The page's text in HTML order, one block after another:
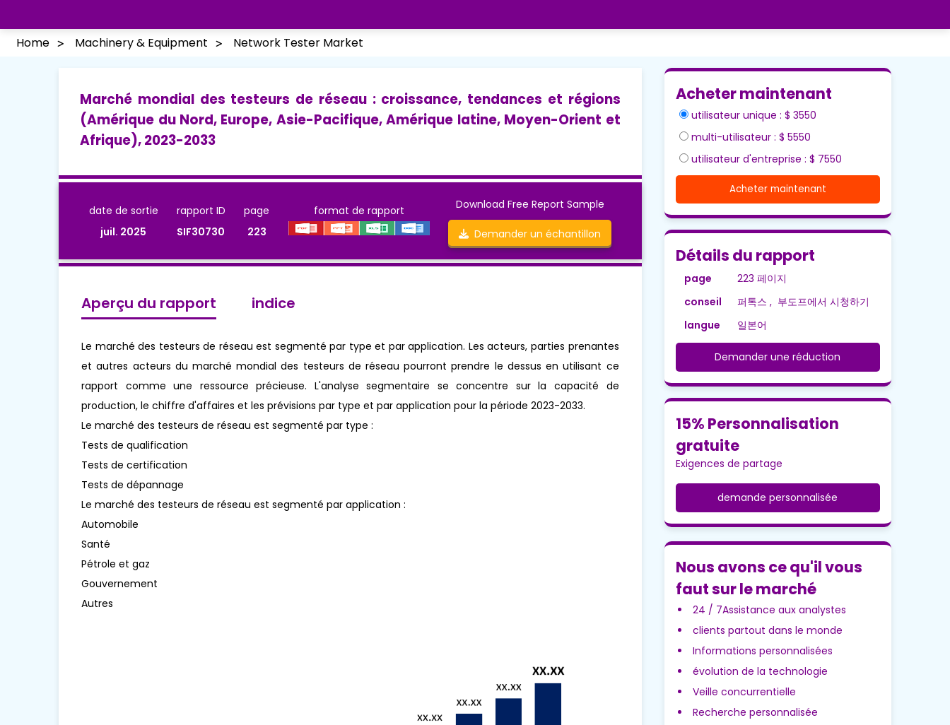
Home Machinery & Equipment Network Tester Market
Marché mondial des testeurs de réseau : croissance, tendances et régions
(Amérique du Nord, Europe, Asie-Pacifique, Amérique latine, Moyen-Orient et
Afrique), 2023-2033
date de sortie
juil. 2025
rapport ID
SIF30730
page
223
format de rapport Download Free Report Sample
Demander un échantillon
Aperçu du rapport indice
Le marché des testeurs de réseau est segmenté par type et par application. Les acteurs, parties prenantes
et autres acteurs du marché mondial des testeurs de réseau pourront prendre le dessus en utilisant ce
rapport comme une ressource précieuse. L'analyse segmentaire se concentre sur la capacité de
production, le chiffre d'affaires et les prévisions par type et par application pour la période 2023-2033.
Le marché des testeurs de réseau est segmenté par type :
Tests de qualification
Tests de certification
Tests de dépannage
Le marché des testeurs de réseau est segmenté par application :
Automobile
Santé
Pétrole et gaz
Gouvernement
Autres
Acheter maintenant
utilisateur unique : $ 3550
multi-utilisateur : $ 5550
utilisateur d'entreprise : $ 7550
Acheter maintenant
Détails du rapport
page
223 페이지
conseil
퍼톡스 , 부도프에서 시청하기
langue
일본어
Demander une réduction
15% Personnalisation
gratuite
Exigences de partage
demande personnalisée
Nous avons ce qu'il vous
faut sur le marché
24 / 7Assistance aux analystes
clients partout dans le monde
Informations personnalisées
évolution de la technologie
Veille concurrentielle
Recherche personnalisée